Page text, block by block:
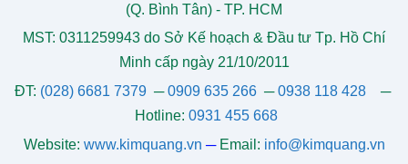
(Q. Bình Tân) - TP. HCM
MST: 0311259943 do Sở Kế hoạch & Đầu tư Tp. Hồ Chí
Minh cấp ngày 21/10/2011
ĐT: (028) 6681 7379 ─0909 635 266─0938 118 428─
Hotline: 0931 455 668
Website: www.kimquang.vn ─ Email: info@kimquang.vn